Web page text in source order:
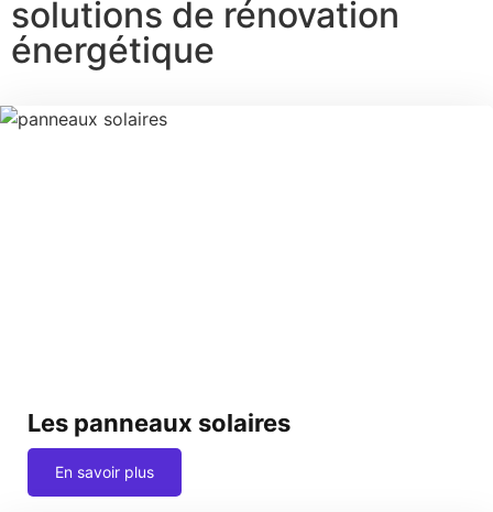
solutions de rénovation
énergétique
Les panneaux solaires
En savoir plus